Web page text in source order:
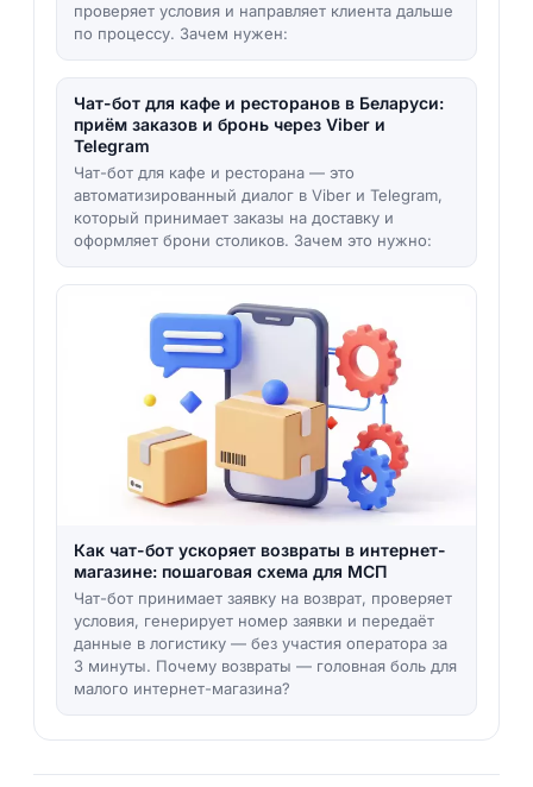
проверяет условия и направляет клиента дальше
по процессу. Зачем нужен:
Чат-бот для кафе и ресторанов в Беларуси:
приём заказов и бронь через Viber и
Telegram
Чат-бот для кафе и ресторана — это
автоматизированный диалог в Viber и Telegram,
который принимает заказы на доставку и
оформляет брони столиков. Зачем это нужно:
Как чат-бот ускоряет возвраты в интернет-
магазине: пошаговая схема для МСП
Чат-бот принимает заявку на возврат, проверяет
условия, генерирует номер заявки и передаёт
данные в логистику — без участия оператора за
3 минуты. Почему возвраты — головная боль для
малого интернет-магазина?